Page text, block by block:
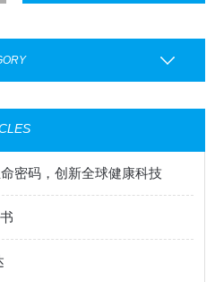
密码，创新全球健康科技